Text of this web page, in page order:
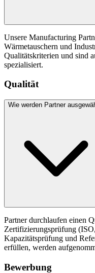
Unsere Manufacturing
Wärmetauschern und
Qualitätskriterien und sind
spezialisiert.
Qualität
Wie werden Partner
Partner durchlaufen einen
Zertifizierungsprüfung
Kapazitätsprüfung und
erfüllen, werden
Bewerbung